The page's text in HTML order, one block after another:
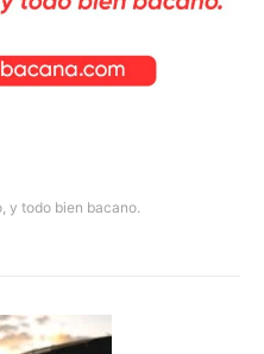
y todo bien bacano.